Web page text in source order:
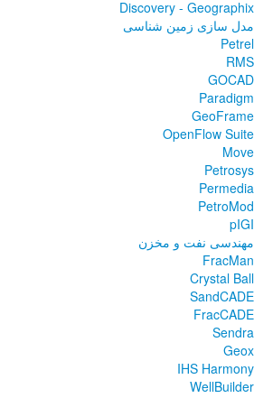
Discovery - Geographix
مدل سازی زمین شناسی
Petrel
RMS
GOCAD
Paradigm
GeoFrame
OpenFlow Suite
Move
Petrosys
Permedia
PetroMod
pIGI
مهندسی نفت و مخزن
FracMan
Crystal Ball
SandCADE
FracCADE
Sendra
Geox
IHS Harmony
WellBuilder